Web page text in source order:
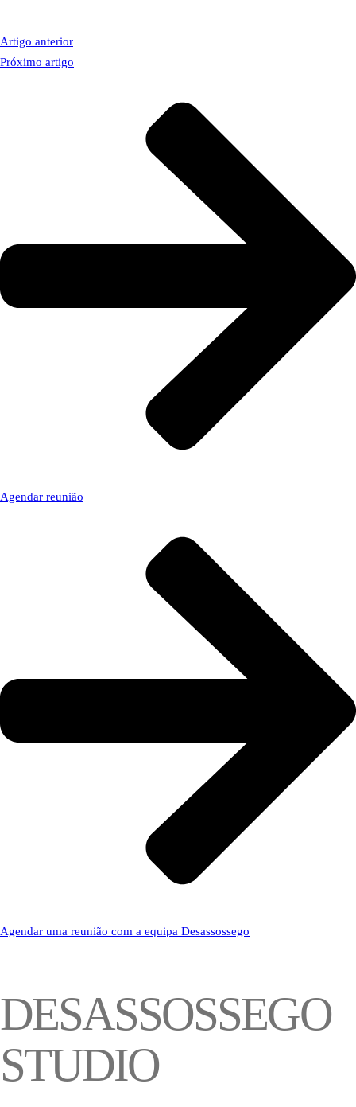
Artigo anterior
Próximo artigo
Agendar reunião
Agendar uma reunião com a equipa Desassossego
DESASSOSSEGO
STUDIO